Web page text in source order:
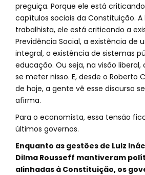
preguiça. Porque ele está
capítulos sociais da Constituição. A
trabalhista, ele está criticando a
Previdência Social, a existência de
integral, a existência de sistemas
educação. Ou seja, na visão liberal,
se meter nisso. E, desde o Roberto
de hoje, a gente vê esse discurso
afirma.
Para o economista, essa tensão
últimos governos.
Enquanto as gestões de Luiz
Dilma Rousseff mantiveram
alinhadas à Constituição, os